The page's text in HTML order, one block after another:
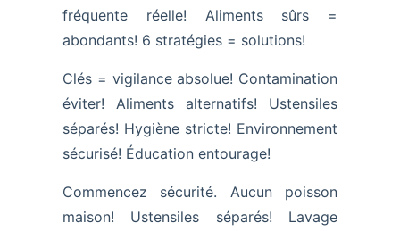
fréquente réelle! Aliments sûrs =
abondants! 6 stratégies = solutions!
Clés = vigilance absolue! Contamination
éviter! Aliments alternatifs! Ustensiles
séparés! Hygiène stricte! Environnement
sécurisé! Éducation entourage!
Commencez sécurité. Aucun poisson
maison! Ustensiles séparés! Lavage